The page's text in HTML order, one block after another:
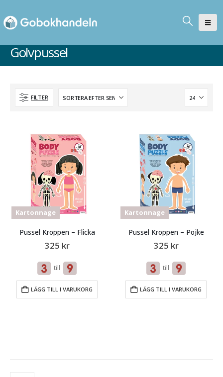
Golvpussel
FILTER
Kartonnage
Pussel Kroppen – Flicka
325 kr
till
LÄGG TILL I VARUKORG
Kartonnage
Pussel Kroppen – Pojke
325 kr
till
LÄGG TILL I VARUKORG